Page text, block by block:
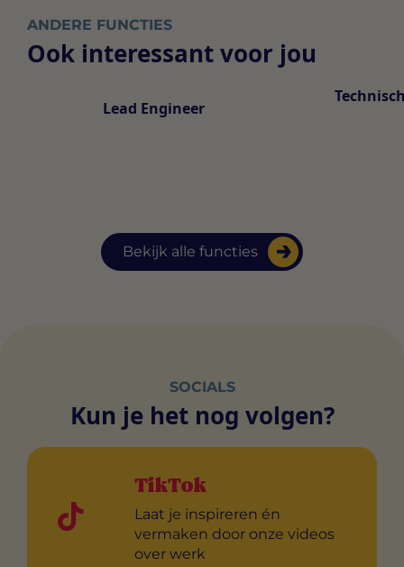
ANDERE FUNCTIES
Ook interessant voor jou
Bekijk alle functies
Lead Engineer
SOCIALS
Kun je het nog volgen?
TikTok
Laat je inspireren én
vermaken door onze videos
over werk